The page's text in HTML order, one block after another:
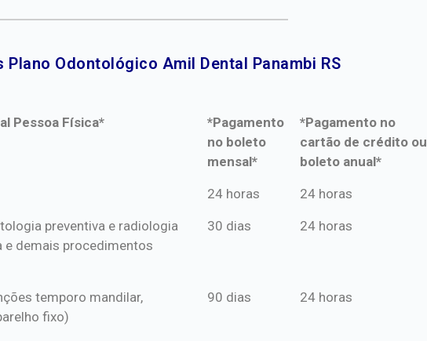
Plano Odontológico Amil Dental Panambi RS​
Pessoa Física*
*Pagamento
no boleto
mensal*
*Pagamento no
cartão de crédito ou
boleto anual*
Pessoa Física*
*Pagamento
mensal*
*Pagamento no
boleto anual*
24 horas 24 horas
preventiva e radiologia
demais procedimentos
30 dias 24 horas
temporo mandilar,
fixo)
90 dias 24 horas